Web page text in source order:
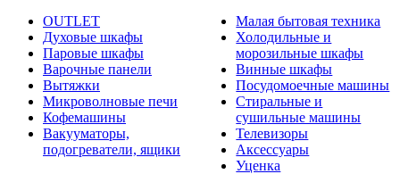
OUTLET
Духовые шкафы
Паровые шкафы
Варочные панели
Вытяжки
Микроволновые печи
Кофемашины
Вакууматоры,
подогреватели, ящики
Малая бытовая техника
Холодильные и
морозильные шкафы
Винные шкафы
Посудомоечные машины
Стиральные и
сушильные машины
Телевизоры
Аксессуары
Уценка